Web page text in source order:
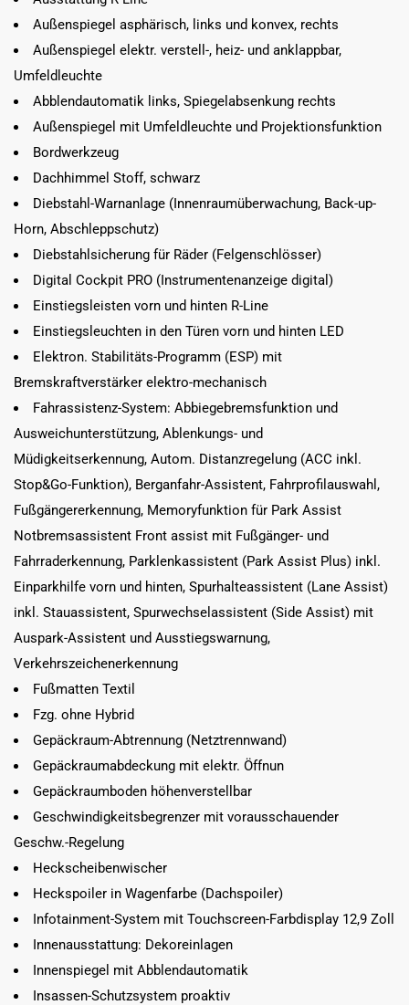
Außenspiegel asphärisch, links und konvex, rechts
Außenspiegel elektr. verstell-, heiz- und anklappbar,
Umfeldleuchte
Abblendautomatik links, Spiegelabsenkung rechts
Außenspiegel mit Umfeldleuchte und Projektionsfunktion
Bordwerkzeug
Dachhimmel Stoff, schwarz
Diebstahl-Warnanlage (Innenraumüberwachung, Back-up-
Horn, Abschleppschutz)
Diebstahlsicherung für Räder (Felgenschlösser)
Digital Cockpit PRO (Instrumentenanzeige digital)
Einstiegsleisten vorn und hinten R-Line
Einstiegsleuchten in den Türen vorn und hinten LED
Elektron. Stabilitäts-Programm (ESP) mit
Bremskraftverstärker elektro-mechanisch
Fahrassistenz-System: Abbiegebremsfunktion und
Ausweichunterstützung, Ablenkungs- und
Müdigkeitserkennung, Autom. Distanzregelung (ACC inkl.
Stop&Go-Funktion), Berganfahr-Assistent, Fahrprofilauswahl,
Fußgängererkennung, Memoryfunktion für Park Assist
Notbremsassistent Front assist mit Fußgänger- und
Fahrraderkennung, Parklenkassistent (Park Assist Plus) inkl.
Einparkhilfe vorn und hinten, Spurhalteassistent (Lane Assist)
inkl. Stauassistent, Spurwechselassistent (Side Assist) mit
Auspark-Assistent und Ausstiegswarnung,
Verkehrszeichenerkennung
Fußmatten Textil
Fzg. ohne Hybrid
Gepäckraum-Abtrennung (Netztrennwand)
Gepäckraumabdeckung mit elektr. Öffnun
Gepäckraumboden höhenverstellbar
Geschwindigkeitsbegrenzer mit vorausschauender
Geschw.-Regelung
Heckscheibenwischer
Heckspoiler in Wagenfarbe (Dachspoiler)
Infotainment-System mit Touchscreen-Farbdisplay 12,9 Zoll
Innenausstattung: Dekoreinlagen
Innenspiegel mit Abblendautomatik
Insassen-Schutzsystem proaktiv